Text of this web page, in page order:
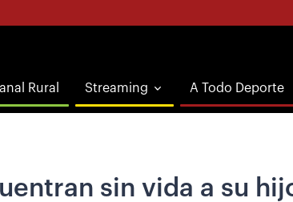
Rural Streaming A Todo Deporte
sin vida a su